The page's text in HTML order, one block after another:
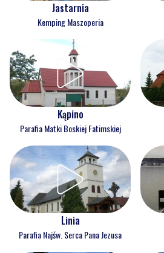
Jastarnia
Kemping Maszoperia
Kąpino
Parafia Matki Boskiej Fatimskiej
Linia
Parafia Najśw. Serca Pana Jezusa